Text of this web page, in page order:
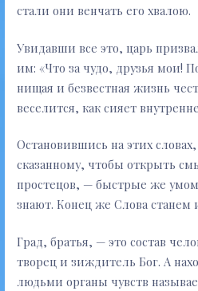
стали они венчать его хвалою.
Увидавши все это, царь
им: «Что за чудо, друзья мои!
нищая и безвестная жизнь
веселится, как сияет
Остановившись на этих
сказанному, чтобы открыть
простецов, — быстрые же
знают. Конец же Слова станем
Град, братья, — это состав
творец и зиждитель Бог. А
людьми органы чувств